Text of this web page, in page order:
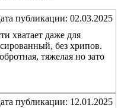
публикации: 02.03.2025
хватает даже для
без хрипов.
тяжелая но зато
публикации: 12.01.2025